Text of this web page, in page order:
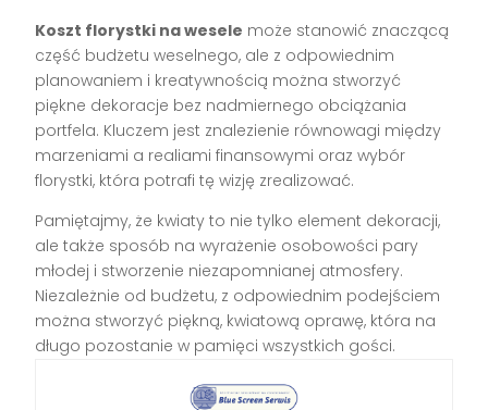
Koszt florystki na wesele może stanowić znaczącą
część budżetu weselnego, ale z odpowiednim
planowaniem i kreatywnością można stworzyć
piękne dekoracje bez nadmiernego obciążania
portfela. Kluczem jest znalezienie równowagi między
marzeniami a realiami finansowymi oraz wybór
florystki, która potrafi tę wizję zrealizować.
Pamiętajmy, że kwiaty to nie tylko element dekoracji,
ale także sposób na wyrażenie osobowości pary
młodej i stworzenie niezapomnianej atmosfery.
Niezależnie od budżetu, z odpowiednim podejściem
można stworzyć piękną, kwiatową oprawę, która na
długo pozostanie w pamięci wszystkich gości.